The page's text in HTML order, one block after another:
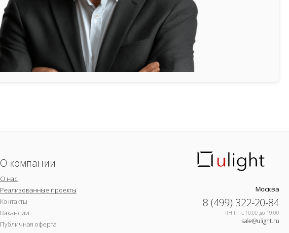
О компании
О нас
Реализованные проекты
Контакты
Вакансии
Публичная оферта
Москва
8 (499) 322-20-84
ПН-ПТ c 10:00 до 19:00
sale@ulight.ru